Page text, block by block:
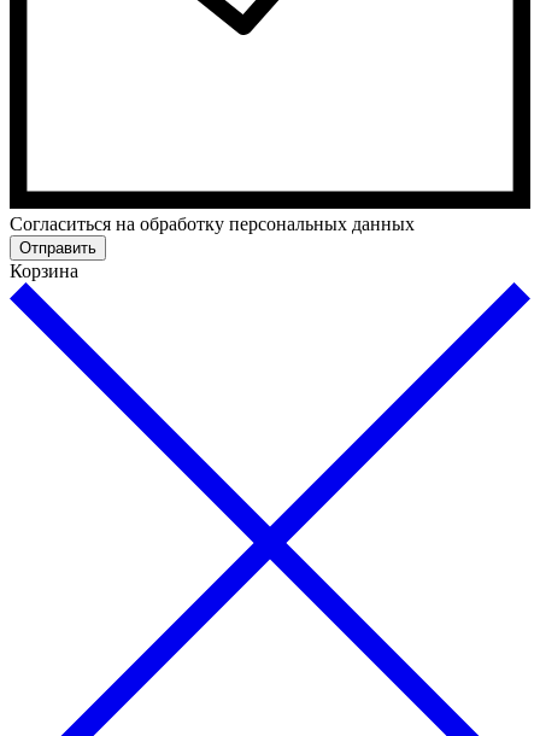
Cогласиться на обработку персональных данных
Отправить
Корзина